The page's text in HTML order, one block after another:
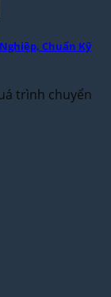
Chuẩn Kỹ
trình chuyển